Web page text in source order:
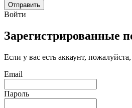
Отправить
Войти
Зарегистрированные
Если у вас есть аккаунт,
Email
Пароль